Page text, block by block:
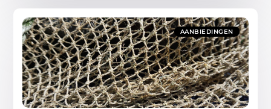
AANBIEDINGEN